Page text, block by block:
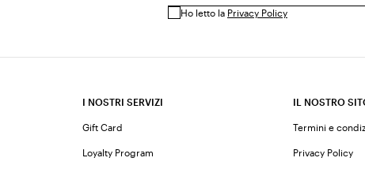
Ho letto la Privacy Policy
I NOSTRI SERVIZI
Gift Card
Loyalty Program
IL NOSTRO
Termini e
Privacy Policy